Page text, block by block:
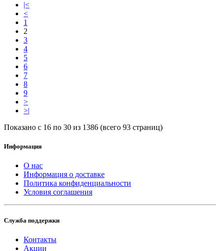
|<
<
1
2
3
4
5
6
7
8
9
>
>|
Показано с 16 по 30 из 1386 (всего 93 страниц)
Информация
О нас
Информация о доставке
Политика конфиденциальности
Условия соглашения
Служба поддержки
Контакты
Акции